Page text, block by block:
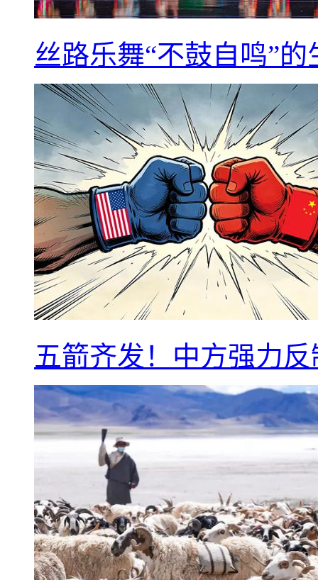
丝路乐舞“不鼓自鸣”
五箭齐发！中方强力